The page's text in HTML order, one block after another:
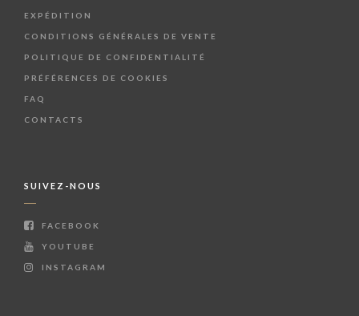
EXPÉDITION
CONDITIONS GÉNÉRALES DE VENTE
POLITIQUE DE CONFIDENTIALITÉ
PRÉFÉRENCES DE COOKIES
FAQ
CONTACTS
SUIVEZ-NOUS
FACEBOOK
YOUTUBE
INSTAGRAM